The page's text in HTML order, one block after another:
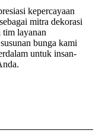
kepercayaan
mitra dekorasi
tim layanan
bunga kami
untuk insan-